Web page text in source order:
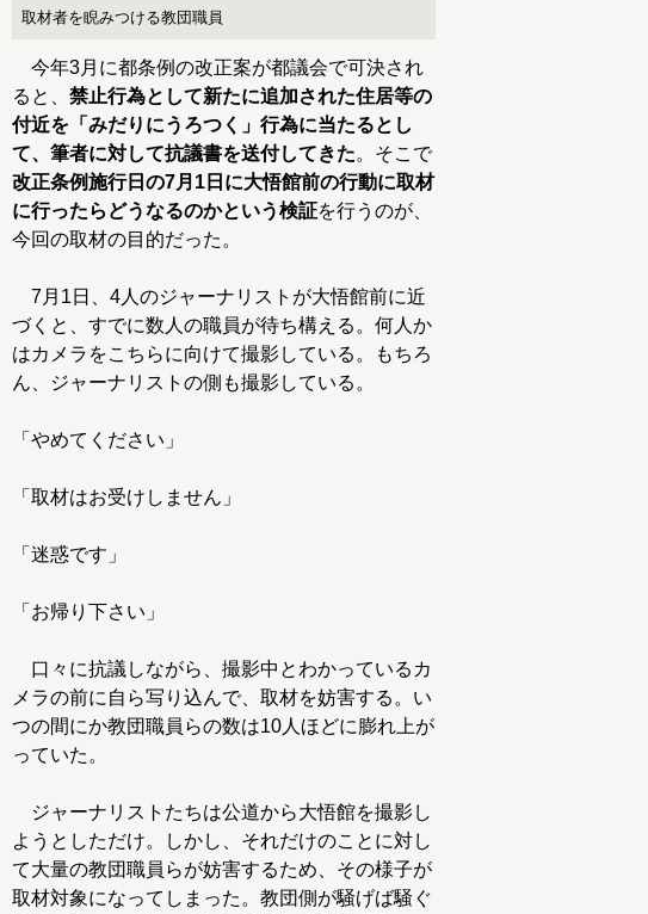
取材者を睨みつける教団職員
今年3月に都条例の改正案が都議会で可決され
ると、 禁止行為として新たに追加された住居等の
付近を「みだりにうろつく」行為に当たるとし
て、筆者に対して抗議書を送付してきた。そこで
改正条例施行日の7月1日に大悟館前の行動に取材
に行ったらどうなるのかという検証を行うのが、
今回の取材の目的だった。
7月1日、4人のジャーナリストが大悟館前に近
づくと、すでに数人の職員が待ち構える。何人か
はカメラをこちらに向けて撮影している。もちろ
ん、ジャーナリストの側も撮影している。
「やめてください」
「取材はお受けしません」
「迷惑です」
「お帰り下さい」
口々に抗議しながら、撮影中とわかっているカ
メラの前に自ら写り込んで、取材を妨害する。い
つの間にか教団職員らの数は10人ほどに膨れ上が
っていた。
ジャーナリストたちは公道から大悟館を撮影し
ようとしただけ。しかし、それだけのことに対し
て大量の教団職員らが妨害するため、その様子が
取材対象になってしまった。教団側が騒げば騒ぐ